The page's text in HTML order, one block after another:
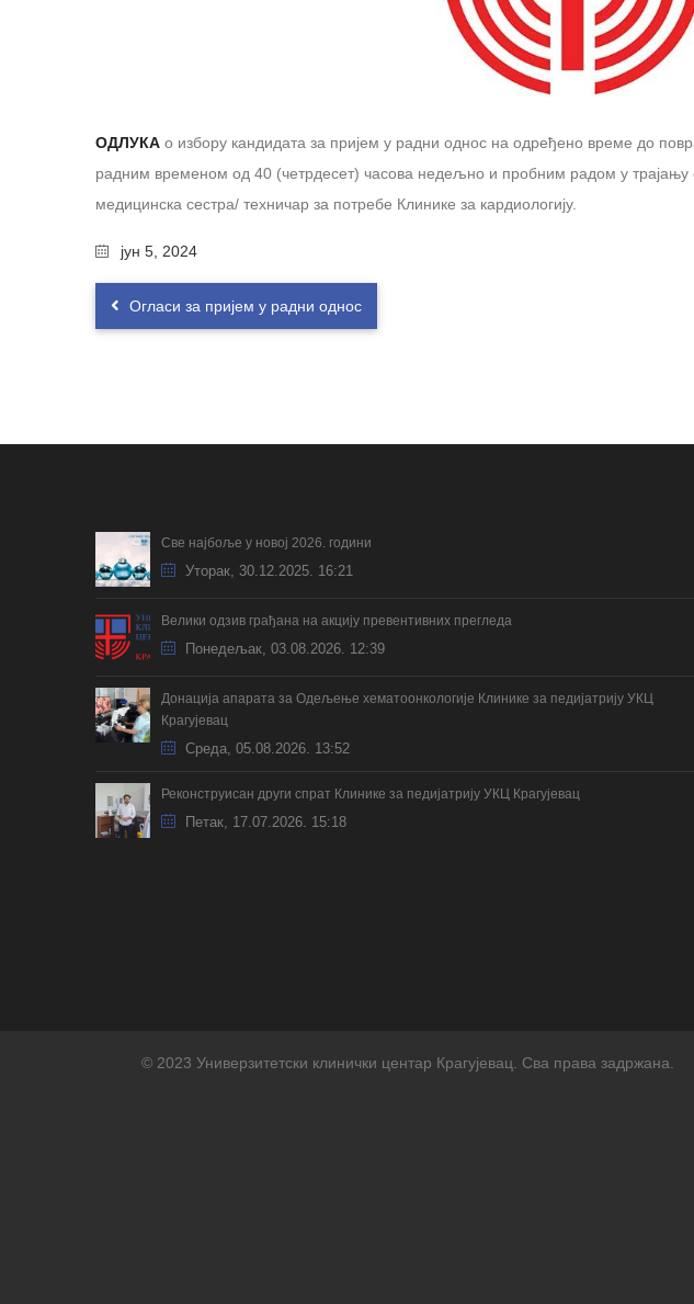
ОДЛУКА о избору кандидата за пријем у радни однос на одређено време до
радним временом од 40 (четрдесет) часова недељно и пробним радом у трајању
медицинска сестра/ техничар за потребе Клинике за кардиологију.
јун 5, 2024
Огласи за пријем у радни однос
Све најбоље у новој 2026. години
Уторак, 30.12.2025. 16:21
Велики одзив грађана на акцију превентивних прегледа
Понедељак, 03.08.2026. 12:39
Донација апарата за Одељење хематоонкологије Клинике за педијатрију УКЦ
Крагујевац
Cреда, 05.08.2026. 13:52
Реконструисан други спрат Клинике за педијатрију УКЦ Крагујевац
Петак, 17.07.2026. 15:18
© 2023 Универзитетски клинички центар Крагујевац. Сва права задржана.